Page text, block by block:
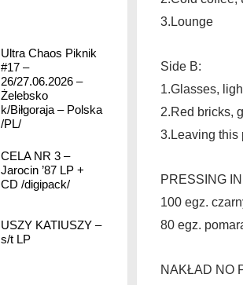
3.Lounge
Side B:
1.Glasses,
2.Red bricks,
3.Leaving this
PRESSING
100 egz.
80 egz.
NAKŁAD NO
Ultra Chaos Piknik
#17 –
26/27.06.2026 –
Żelebsko
k/Biłgoraja – Polska
/PL/
CELA NR 3 –
Jarocin ’87 LP +
CD /digipack/
USZY KATIUSZY –
s/t LP